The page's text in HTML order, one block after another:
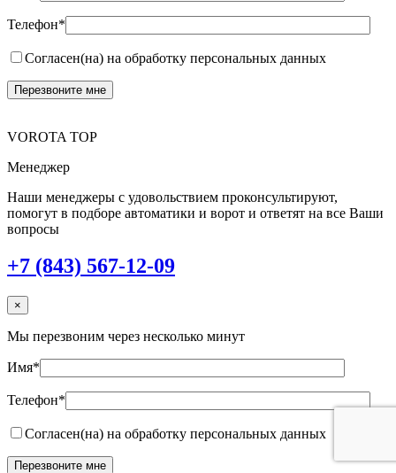
Телефон*
Согласен(на) на обработку персональных данных
VOROTA TOP
Менеджер
Наши менеджеры с удовольствием проконсультируют,
помогут в подборе автоматики и ворот и ответят на все Ваши
вопросы
+7 (843) 567-12-09
×
Мы перезвоним через несколько минут
Имя*
Телефон*
Согласен(на) на обработку персональных данных